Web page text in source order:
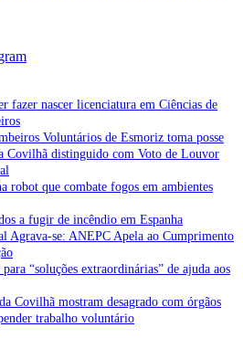
fazer nascer licenciatura em Ciências de
Voluntários de Esmoriz toma posse
Covilhã distinguido com Voto de Louvor
robot que combate fogos em ambientes
a fugir de incêndio em Espanha
Agrava-se: ANEPC Apela ao Cumprimento
“soluções extraordinárias” de ajuda aos
Covilhã mostram desagrado com órgãos
trabalho voluntário